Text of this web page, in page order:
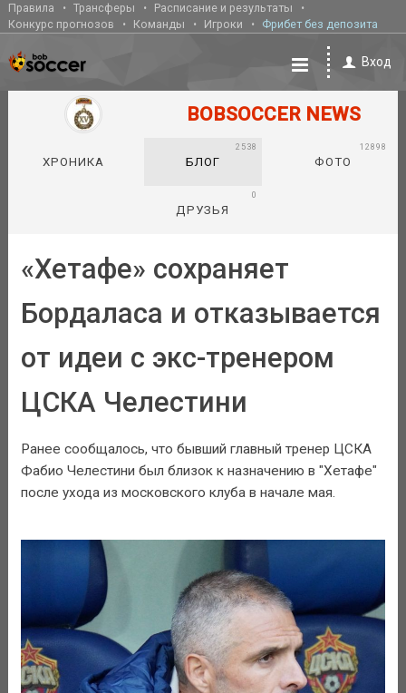
Правила Трансферы
Расписание и результаты
Конкурс прогнозов
Команды Игроки Фрибет без депозита
Вход
BOBSOCCER NEWS
ХРОНИКА БЛОГ
2538
ФОТО
12898
ДРУЗЬЯ
0
«Хетафе» сохраняет
Бордаласа и отказывается
от идеи с экс-тренером
ЦСКА Челестини
Ранее сообщалось, что бывший главный тренер ЦСКА
Фабио Челестини был близок к назначению в "Хетафе"
после ухода из московского клуба в начале мая.